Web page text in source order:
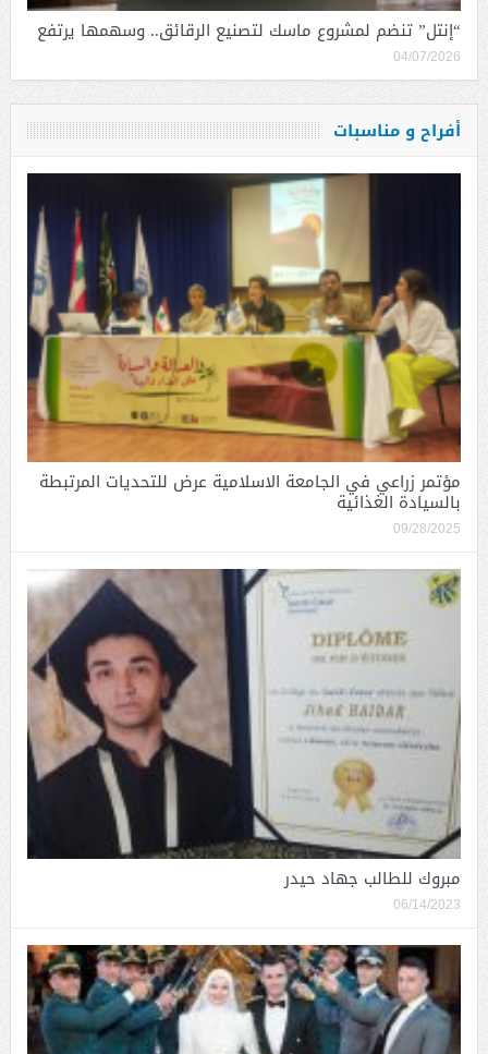
“إنتل” تنضم لمشروع ماسك لتصنيع الرقائق.. وسهمها يرتفع
04/07/2026
أفراح و مناسبات
مؤتمر زراعي في الجامعة الاسلامية عرض للتحديات المرتبطة
بالسيادة الغذائية
09/28/2025
مبروك للطالب جهاد حيدر
06/14/2023